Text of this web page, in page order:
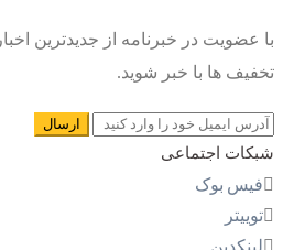
با عضویت در خبرنامه از جدیدترین
تخفیف ها با خبر شوید.
شبکات اجتماعی
فیس بوک
توییتر
لینکدین